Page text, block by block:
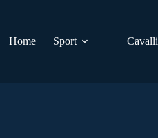
Home
Sport Cavalli